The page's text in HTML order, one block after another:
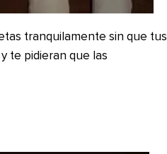
tranquilamente sin que tus
te pidieran que las